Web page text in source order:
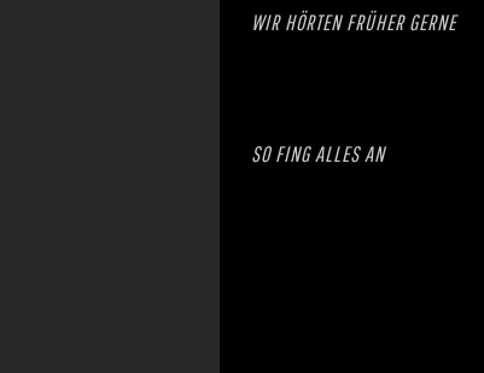
WIR HÖRTEN FRÜHER GERNE
SO FING ALLES AN